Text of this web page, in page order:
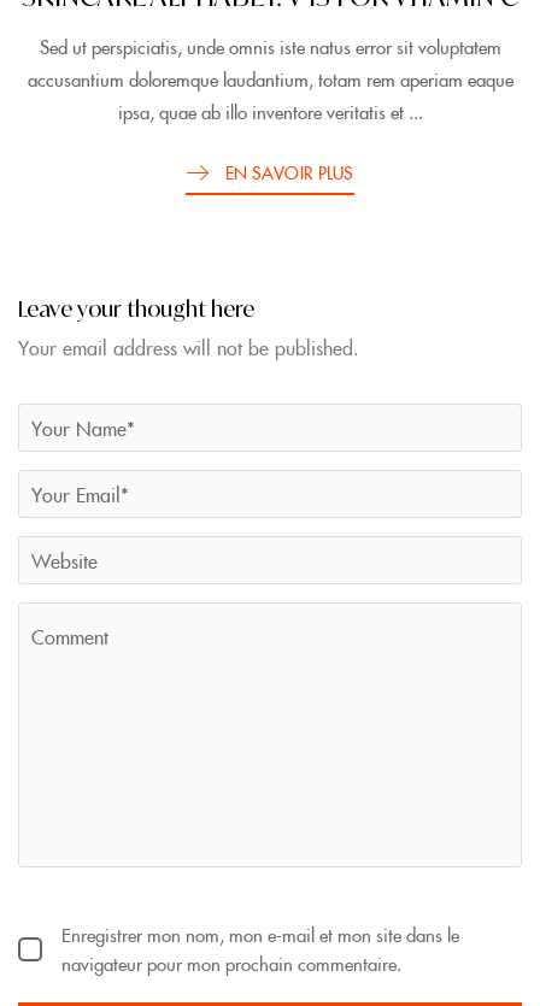
Sed ut perspiciatis, unde omnis iste natus error sit voluptatem
accusantium doloremque laudantium, totam rem aperiam eaque
ipsa, quae ab illo inventore veritatis et ...
EN SAVOIR PLUS
Leave your thought here
Your email address will not be published.
Enregistrer mon nom, mon e-mail et mon site dans le
navigateur pour mon prochain commentaire.